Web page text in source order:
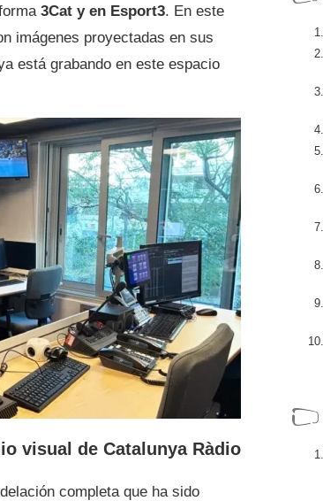
3Cat y en Esport3. En este
imágenes proyectadas en sus
está grabando en este espacio
visual de Catalunya Ràdio
completa que ha sido